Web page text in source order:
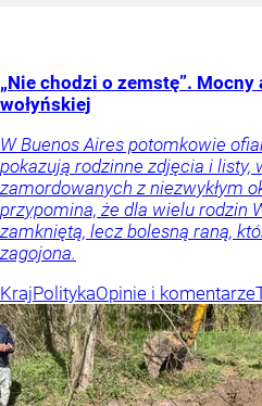
„Nie chodzi o zemstę”.
wołyńskiej
W Buenos Aires potomkowie
pokazują rodzinne zdjęcia i listy,
zamordowanych z niezwykłym
przypomina, że dla wielu rodzin
zamkniętą, lecz bolesną raną,
zagojona.
KrajPolitykaOpinie i komentarze